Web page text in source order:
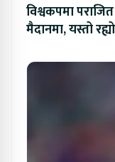
विश्वकपमा
मैदानमा, यस्तो